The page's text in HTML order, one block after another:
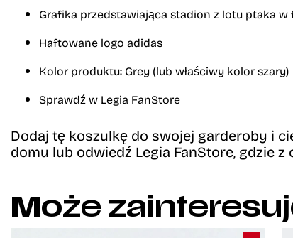
Grafika przedstawiająca stadion z lotu ptaka
Haftowane logo adidas
Kolor produktu: Grey (lub właściwy kolor szary)
Sprawdź w Legia FanStore
Dodaj tę koszulkę do swojej garderoby i
domu lub odwiedź Legia FanStore, gdzie z
Może